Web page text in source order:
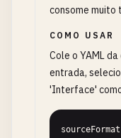
consome muito
COMO USAR
Cole o YAML
entrada,
'Interface'